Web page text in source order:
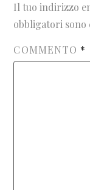
Il tuo indirizzo
obbligatori sono
COMMENTO *